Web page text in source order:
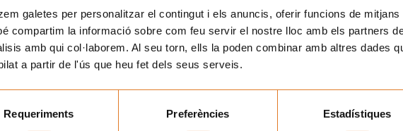
galetes per personalitzar el contingut i els anuncis, oferir funcions de
compartim la informació sobre com feu servir el nostre lloc amb els partners
amb qui col·laborem. Al seu torn, ells la poden combinar amb altres dades
a partir de l'ús que heu fet dels seus serveis.
Requeriments Preferències Estadístiques
SEGÜENT
Els Implicats de Tarragona, activitats que ens fan suport